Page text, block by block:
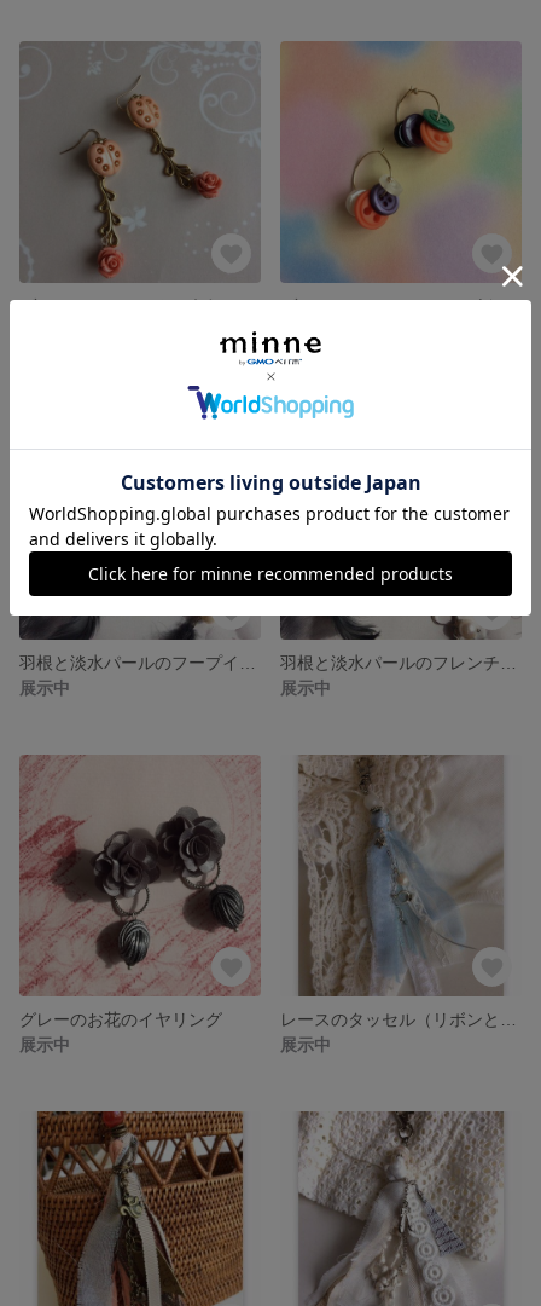
ヴィンテージのてんとうむしボタンとバラのピアス
ヴィンテージのカラフルボタンのフープピアス
展示中
展示中
グレーのお花のイヤリング
展示中
展示中